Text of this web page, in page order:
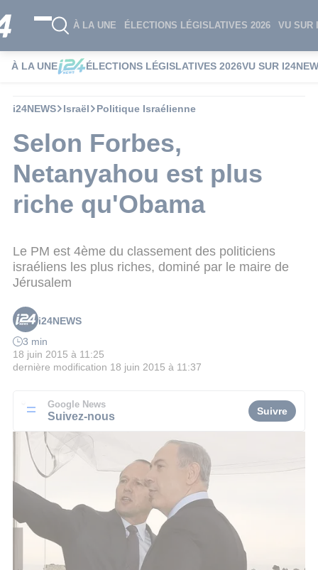
À LA UNE ÉLECTIONS LÉGISLATIVES 2026 VU SUR
À LA UNE ÉLECTIONS LÉGISLATIVES 2026VU SUR
i24NEWS Israël Politique Israélienne
Selon Forbes,
Netanyahou est plus
riche qu'Obama
Le PM est 4ème du classement des politiciens
israéliens les plus riches, dominé par le maire de
Jérusalem
i24NEWS
3 min
18 juin 2015 à 11:25
dernière modification 18 juin 2015 à 11:37
Google News
Suivez-nous Suivre